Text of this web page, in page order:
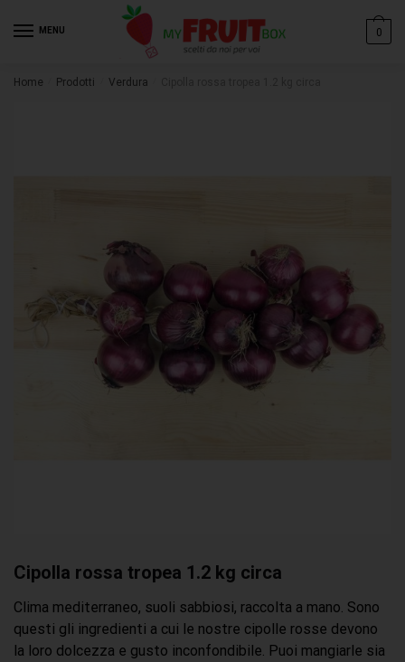
MENU 0
Home Prodotti Verdura
Cipolla rossa tropea 1.2 kg circa
Clima mediterraneo, suoli sabbiosi, raccolta a mano. Sono
questi gli ingredienti a cui le nostre cipolle rosse devono
la loro dolcezza e gusto inconfondibile. Puoi mangiarle sia